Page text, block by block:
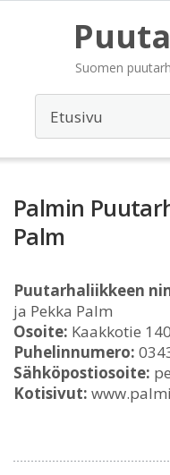
Suomen
Palmin
Palm
Puutarhaliikkeen
ja Pekka Palm
Osoite: Kaakkotie
Puhelinnumero:
Sähköpostiosoite:
Kotisivut: